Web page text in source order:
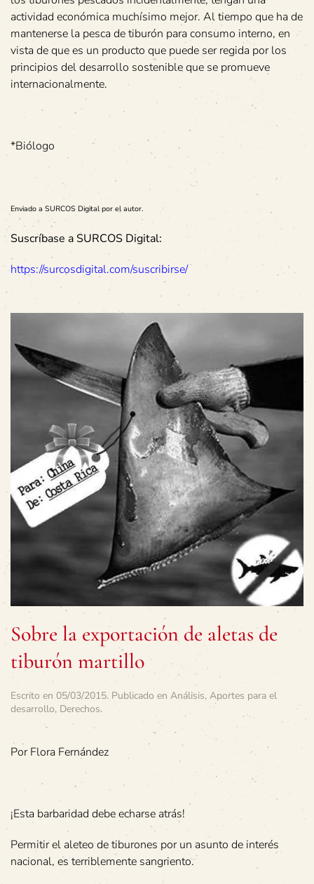
actividad económica muchísimo mejor. Al tiempo que ha de
mantenerse la pesca de tiburón para consumo interno, en
vista de que es un producto que puede ser regida por los
principios del desarrollo sostenible que se promueve
internacionalmente.
*Biólogo
Enviado a SURCOS Digital por el autor.
Suscríbase a SURCOS Digital:
https://surcosdigital.com/suscribirse/
Sobre la exportación de aletas de
tiburón martillo
Escrito en 05/03/2015. Publicado en Análisis, Aportes para el
desarrollo, Derechos.
Por Flora Fernández
¡Esta barbaridad debe echarse atrás!
Permitir el aleteo de tiburones por un asunto de interés
nacional, es terriblemente sangriento.